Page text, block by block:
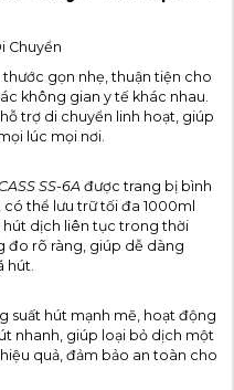
Chuyển
thước gọn nhẹ, thuận tiện cho
không gian y tế khác nhau.
trợ di chuyển linh hoạt, giúp
lúc mọi nơi.
SS-6Ađược trang bị bình
thể lưu trữ tối đa 1000ml
hút dịch liên tục trong thời
đo rõ ràng, giúp dễ dàng
hút.
suất hút mạnh mẽ, hoạt động
nhanh, giúp loại bỏ dịch một
quả, đảm bảo an toàn cho